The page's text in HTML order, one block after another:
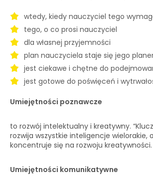
wtedy, kiedy nauczyciel tego
tego, o co prosi nauczyciel
dla własnej przyjemności
plan nauczyciela staje się jego
jest ciekawe i chętne do
jest gotowe do poświęceń i
Umiejętności poznawcze
to rozwój intelektualny i kreatywny.
rozwija wszystkie inteligencje wielorakie,
koncentruje się na rozwoju kreatywności.
Umiejętności komunikatywne